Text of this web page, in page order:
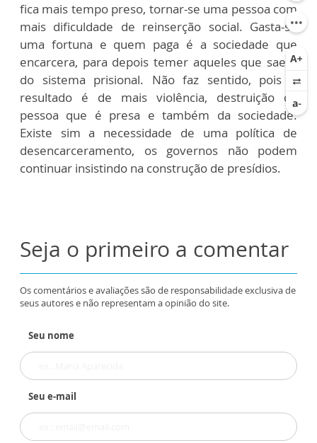
fica mais tempo preso, tornar-se uma pessoa com
mais dificuldade de reinserção social. Gasta-se
uma fortuna e quem paga é a sociedade que
encarcera, para depois temer aqueles que saem
do sistema prisional. Não faz sentido, pois o
resultado é de mais violência, destruição da
pessoa que é presa e também da sociedade.
Existe sim a necessidade de uma política de
desencarceramento, os governos não podem
continuar insistindo na construção de presídios.
Seja o primeiro a comentar
Os comentários e avaliações são de responsabilidade exclusiva de
seus autores e não representam a opinião do site.
Seu nome
Seu e-mail